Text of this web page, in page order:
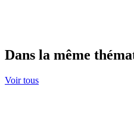
Dans la même
Voir tous